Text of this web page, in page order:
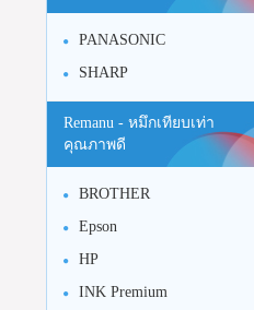
PANASONIC
SHARP
Remanu - หมึกเทียบเท่า
คุณภาพดี
BROTHER
Epson
HP
INK Premium